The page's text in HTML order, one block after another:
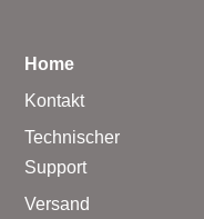
Home
Kontakt
Technischer
Support
Versand